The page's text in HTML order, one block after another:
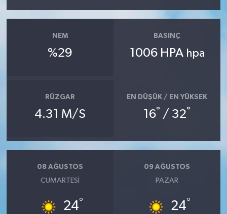
NEM
%29
BASINÇ
1006 HPA hpa
RÜZGAR
4.31 M/S
EN DÜŞÜK / EN YÜKSEK
16° / 32°
08 AĞUSTOS
CUMARTESI
24°
09 AĞUSTOS
PAZAR
24°